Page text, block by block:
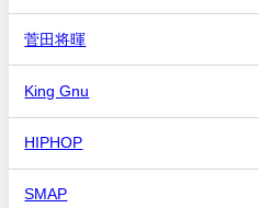
菅田将暉
King Gnu
HIPHOP
SMAP